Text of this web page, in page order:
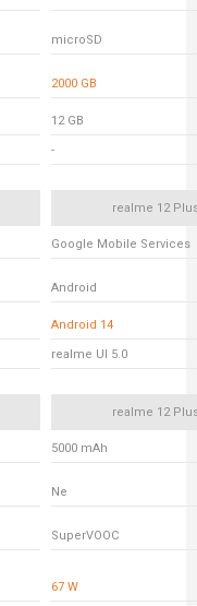
microSD
2000 GB
12 GB
-
realme 12
Google Mobile Services
Android
Android 14
realme UI 5.0
realme 12
5000 mAh
Ne
SuperVOOC
67 W